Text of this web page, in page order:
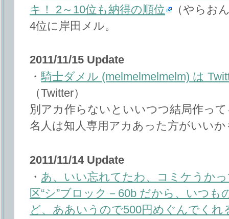
キ！ 2～10位も納得の順位
（やらお
4位に岸田メル。
2011/11/15 Update
・騎士ダメル (melmelmelmelm) は
（Twitter）
別アカ作らないといいつつ結局作っ
名人は知人専用アカあった方がいいか
2011/11/14 Update
・ あ、いい忘れてたわ、コミケうか
区“シ”ブロック－60b だから、いつ
ど、ああいうので500円めぐんでく